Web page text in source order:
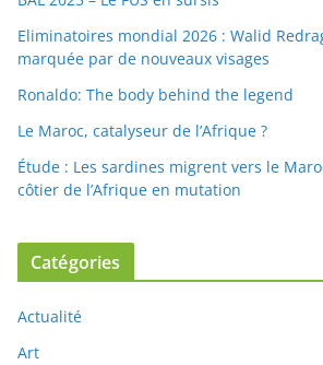
Eliminatoires mondial 2026 : Walid
marquée par de nouveaux visages
Ronaldo: The body behind the legend
Le Maroc, catalyseur de l’Afrique ?
Étude : Les sardines migrent vers le
côtier de l’Afrique en mutation
Catégories
Actualité
Art